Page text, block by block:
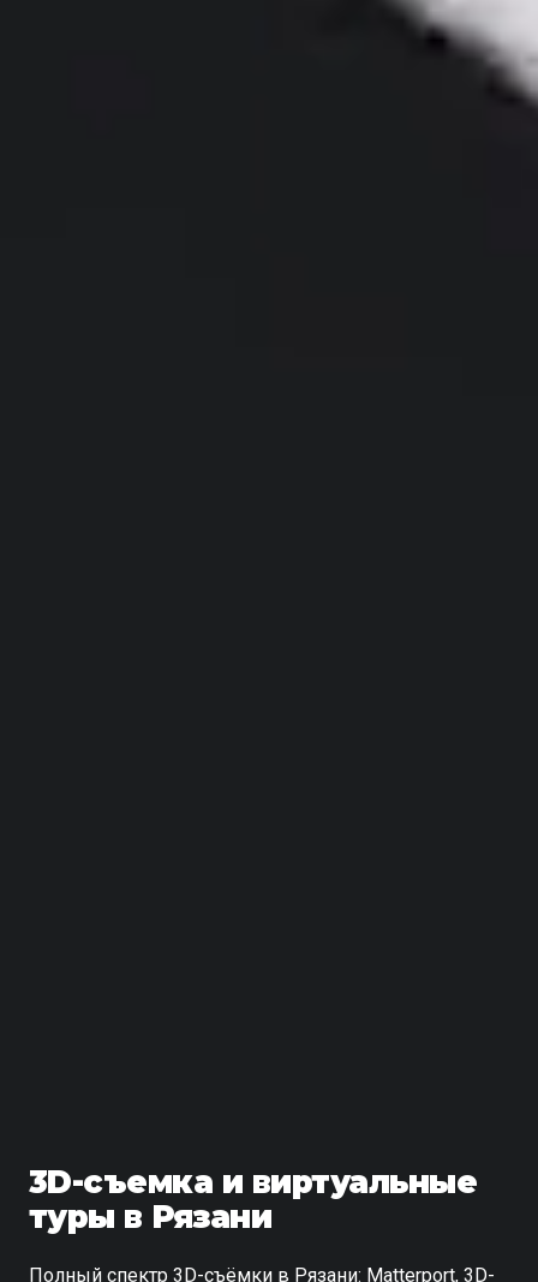
3D-съемка и виртуальные
туры в Рязани
Полный спектр 3D-съёмки в Рязани: Matterport, 3D-